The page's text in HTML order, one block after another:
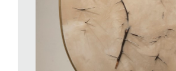
L’ambiente domestico è il luogo
conflitti di potere, tanto che nella
fai una sorta di parallelismo tra la
propria e le dinamiche relazionali che